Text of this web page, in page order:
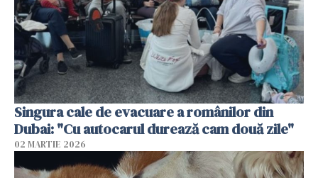
Singura cale de evacuare a românilor din
Dubai: "Cu autocarul durează cam două zile"
02 MARTIE 2026